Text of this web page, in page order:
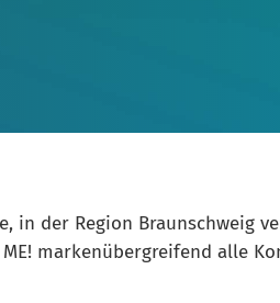
in der Region Braunschweig
ME! markenübergreifend alle